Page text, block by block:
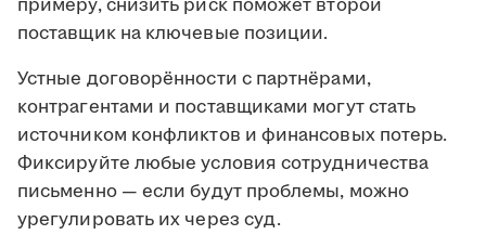
примеру, снизить риск поможет второй
поставщик на ключевые позиции.
Устные договорённости с партнёрами,
контрагентами и поставщиками могут стать
источником конфликтов и финансовых потерь.
Фиксируйте любые условия сотрудничества
письменно — если будут проблемы, можно
урегулировать их через суд.